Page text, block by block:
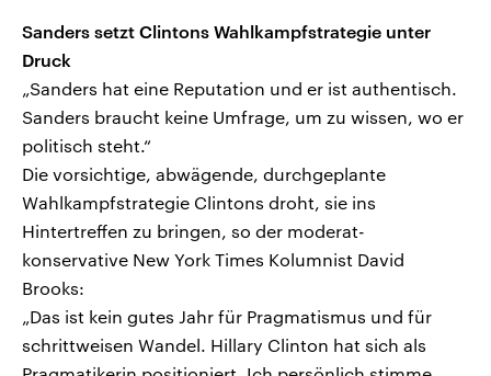
Sanders setzt Clintons Wahlkampfstrategie unter
Druck
„Sanders hat eine Reputation und er ist authentisch.
Sanders braucht keine Umfrage, um zu wissen, wo er
politisch steht.“
Die vorsichtige, abwägende, durchgeplante
Wahlkampfstrategie Clintons droht, sie ins
Hintertreffen zu bringen, so der moderat-
konservative New York Times Kolumnist David
Brooks:
„Das ist kein gutes Jahr für Pragmatismus und für
schrittweisen Wandel. Hillary Clinton hat sich als